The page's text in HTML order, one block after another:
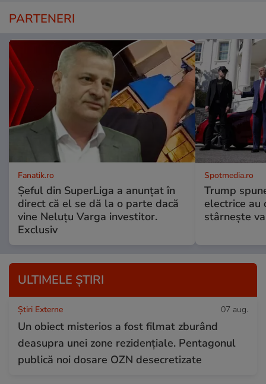
PARTENERI
Fanatik.ro
Șeful din SuperLiga a anunțat în
direct că el se dă la o parte dacă
vine Neluțu Varga investitor.
Exclusiv
Spotmedia.ro
Trump
electrice au
stârnește
ULTIMELE ȘTIRI
Știri Externe 07 aug.
Un obiect misterios a fost filmat zburând
deasupra unei zone rezidențiale. Pentagonul
publică noi dosare OZN desecretizate